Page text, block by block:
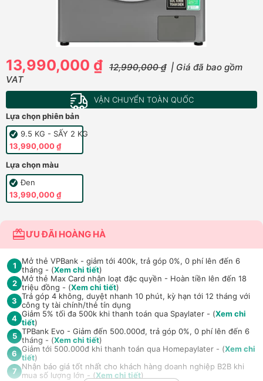
13,990,000 ₫ 12,990,000 ₫ | Giá đã bao gồm
VAT
VẬN CHUYỂN TOÀN QUỐC
Lựa chọn phiên bản
9.5 KG - SẤY 2 KG
13,990,000 ₫
Lựa chọn màu
Đen
13,990,000 ₫
ƯU ĐÃI HOÀNG HÀ
1
Mở thẻ VPBank - giảm tới 400k, trả góp 0%, 0 phí lên đến 6
tháng - (Xem chi tiết)
2 Mở thẻ Max Card nhận loạt đặc quyền - Hoàn tiền lên đến 18
triệu đồng - (Xem chi tiết)
3 Trả góp 4 không, duyệt nhanh 10 phút, kỳ hạn tới 12 tháng với
công ty tài chính/thẻ tín dụng
4 Giảm 5% tối đa 500k khi thanh toán qua Spaylater - (Xem chi
tiết)
5 TPBank Evo - Giảm đến 500.000đ, trả góp 0%, 0 phí lên đến 6
tháng - (Xem chi tiết)
6 Giảm tới 500.000đ khi thanh toán qua Homepaylater - (Xem chi
tiết)
7
Nhận báo giá tốt nhất cho khách hàng doanh nghiệp B2B khi
mua số lượng lớn - (Xem chi tiết)